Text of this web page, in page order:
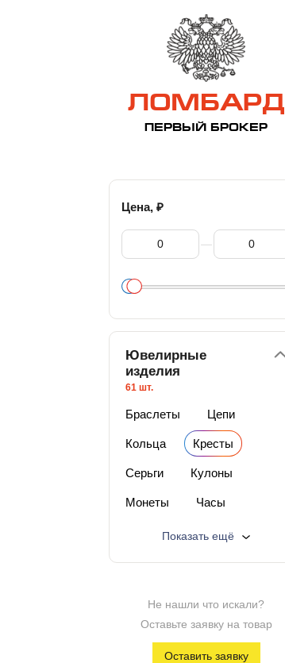
ЛОМБАРД
ПЕРВЫЙ БРОКЕР
Цена, ₽
—
Ювелирные
изделия
61 шт.
Браслеты Цепи
Кольца Кресты
Серьги Кулоны
Монеты Часы
Изделия с бриллиантами
Изделия с п/драг камнями
Лучшая цена
Изделия со скидкой
Показать ещё
Не нашли что искали?
Оставьте заявку на товар
Оставить заявку